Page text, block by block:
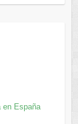
en España